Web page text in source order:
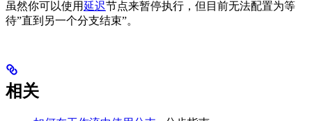
虽然你可以使用延迟节点来暂停执行，但目前无法配置为等
待”直到另一个分支结束”。
相关